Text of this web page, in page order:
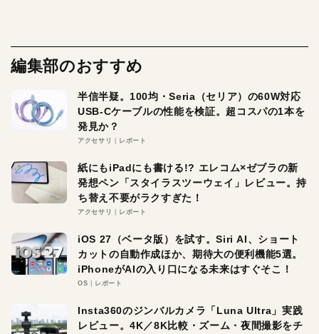
編集部のおすすめ
半信半疑。100均・Seria（セリア）の60W対応
USB-Cケーブルの性能を検証。超コスパの1本を
発見か？
アクセサリ レポート
紙にもiPadにも書ける!? エレコム×ゼブラの新
発想ペン「スタイラスツーウェイ」レビュー。持
ち替え不要がラクすぎた！
アクセサリ レポート
iOS 27（ベータ版）を試す。Siri AI、ショート
カットの自動作成ほか、期待大の便利機能5選。
iPhoneがAIの入り口になる未来はすぐそこ！
OS レポート
Insta360のジンバルカメラ「Luna Ultra」実践
レビュー。4K／8K比較・ズーム・夜間撮影をチ